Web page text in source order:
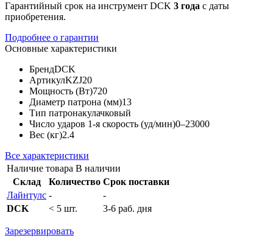
Гарантийный срок на инструмент DCK 3 года с даты
приобретения.
Подробнее о гарантии
Основные характеристики
БрендDCK
АртикулKZJ20
Мощность (Вт)720
Диаметр патрона (мм)13
Тип патронакулачковый
Число ударов 1-я скорость (уд/мин)0–23000
Вес (кг)2.4
Все характеристики
Наличие товара В наличии
Склад
Количество Срок поставки
Лайнтулс -
-
DCK
< 5 шт. 3-6 раб. дня
Зарезервировать